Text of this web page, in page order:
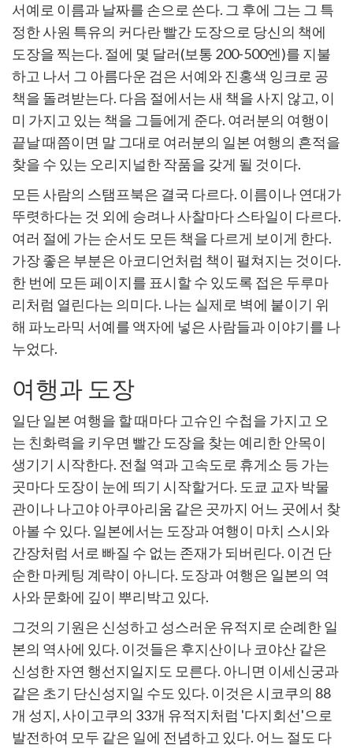
서예로 이름과 날짜를 손으로 쓴다. 그 후에 그는 그 특
정한 사원 특유의 커다란 빨간 도장으로 당신의 책에
도장을 찍는다. 절에 몇 달러(보통 200-500엔)를 지불
하고 나서 그 아름다운 검은 서예와 진홍색 잉크로 공
책을 돌려받는다. 다음 절에서는 새 책을 사지 않고, 이
미 가지고 있는 책을 그들에게 준다. 여러분의 여행이
끝날 때쯤이면 말 그대로 여러분의 일본 여행의 흔적을
찾을 수 있는 오리지널한 작품을 갖게 될 것이다.
모든 사람의 스탬프북은 결국 다르다. 이름이나 연대가
뚜렷하다는 것 외에 승려나 사찰마다 스타일이 다르다.
여러 절에 가는 순서도 모든 책을 다르게 보이게 한다.
가장 좋은 부분은 아코디언처럼 책이 펼쳐지는 것이다.
한 번에 모든 페이지를 표시할 수 있도록 접은 두루마
리처럼 열린다는 의미다. 나는 실제로 벽에 붙이기 위
해 파노라믹 서예를 액자에 넣은 사람들과 이야기를 나
누었다.
여행과 도장
일단 일본 여행을 할 때마다 고슈인 수첩을 가지고 오
는 친화력을 키우면 빨간 도장을 찾는 예리한 안목이
생기기 시작한다. 전철 역과 고속도로 휴게소 등 가는
곳마다 도장이 눈에 띄기 시작할거다. 도쿄 교자 박물
관이나 나고야 아쿠아리움 같은 곳까지 어느 곳에서 찾
아볼 수 있다. 일본에서는 도장과 여행이 마치 스시와
간장처럼 서로 빠질 수 없는 존재가 되버린다. 이건 단
순한 마케팅 계략이 아니다. 도장과 여행은 일본의 역
사와 문화에 깊이 뿌리박고 있다.
그것의 기원은 신성하고 성스러운 유적지로 순례한 일
본의 역사에 있다. 이것들은 후지산이나 코야산 같은
신성한 자연 행선지일지도 모른다. 아니면 이세신궁과
같은 초기 단신성지일 수도 있다. 이것은 시코쿠의 88
개 성지, 사이고쿠의 33개 유적지처럼 '다지회선'으로
발전하여 모두 같은 일에 전념하고 있다. 어느 절도 다